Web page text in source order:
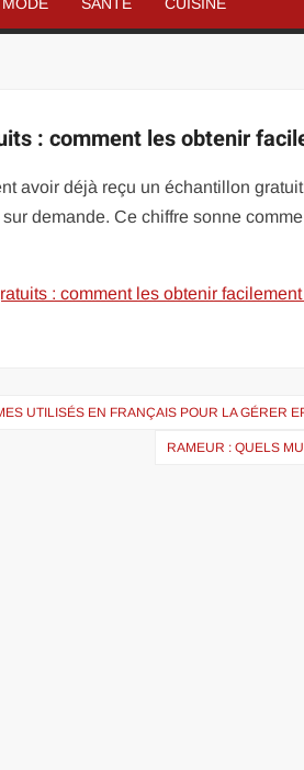
: comment les obtenir
avoir déjà reçu un échantillon
demande. Ce chiffre sonne
: comment les obtenir
UTILISÉS EN FRANÇAIS POUR LA GÉRER
RAMEUR : QUELS